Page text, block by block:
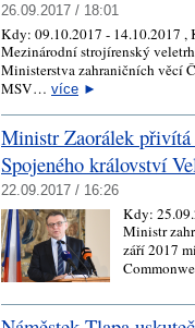
26.09.2017 / 18:01
Kdy: 09.10.2017 - 14.10.2017 ,
Mezinárodní strojírenský
Ministerstva zahraničních věcí
MSV… více ►
Ministr Zaorálek
Spojeného království
22.09.2017 / 16:26
Kdy:
Ministr
září 2017